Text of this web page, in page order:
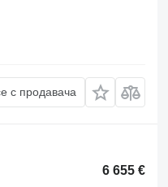
с продавача
6 655 €